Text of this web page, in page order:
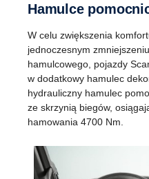
Hamulce
W celu zwiększenia
jednoczesnym
hamulcowego, pojazdy
w dodatkowy hamulec
hydrauliczny hamulec
ze skrzynią biegów,
hamowania 4700 Nm.